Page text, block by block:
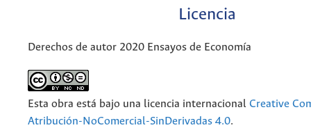
Licencia
Derechos de autor 2020 Ensayos de Economía
Esta obra está bajo una licencia internacional Creative
Atribución-NoComercial-SinDerivadas 4.0.